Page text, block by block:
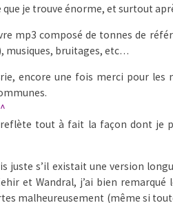
je trouve énorme, et surtout
mp3 composé de tonnes de
musiques, bruitages, etc…
encore une fois merci pour
reflète tout à fait la façon dont je
juste s’il existait une version
et Wandral, j’ai bien
malheureusement (même si